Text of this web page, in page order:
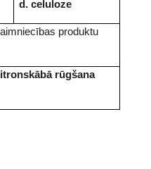
d. celuloze
produktu
rūgšana